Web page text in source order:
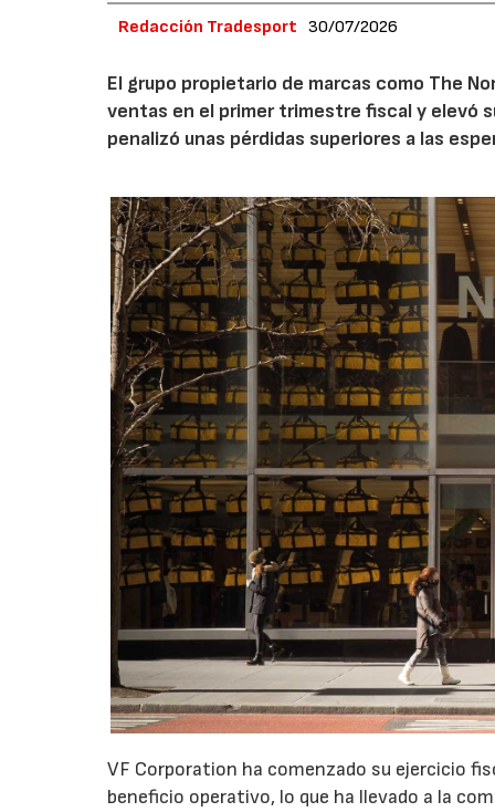
Redacción Tradesport 30/07/2026
El grupo propietario de marcas como The
ventas en el primer trimestre fiscal y elevó
penalizó unas pérdidas superiores a las
VF Corporation ha comenzado su ejercicio
beneficio operativo, lo que ha llevado a la